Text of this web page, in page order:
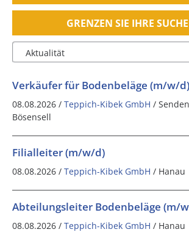
GRENZEN SIE IHRE
Verkäufer für Bodenbeläge (m/w/d)
08.08.2026 / Teppich-Kibek GmbH /
Bösensell
Filialleiter (m/w/d)
08.08.2026 / Teppich-Kibek GmbH / Hanau
Abteilungsleiter Bodenbeläge (m/
08.08.2026 / Teppich-Kibek GmbH / Hanau